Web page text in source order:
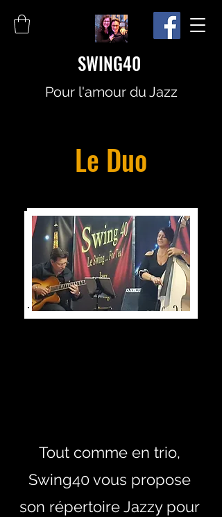
SWING40
Pour l'amour du Jazz
Le Duo
Tout comme en trio,
Swing40 vous propose
son répertoire Jazzy pour